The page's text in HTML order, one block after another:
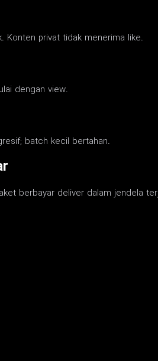
Konten privat tidak menerima like.
dengan view.
batch kecil bertahan.
berbayar deliver dalam jendela